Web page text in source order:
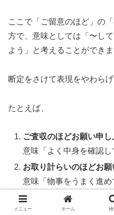
ここで「ご留意のほど」の
方で、意味としては「〜し
よう」と考えることができま
断定をさけて表現をやわら
たとえば、
ご査収のほどお願い申
意味「よく中身を確認し
お取り計らいのほどお
意味「物事をうまく進め
ご留意のほどお願い申し
意味「留意して（気を
メニュー ホーム